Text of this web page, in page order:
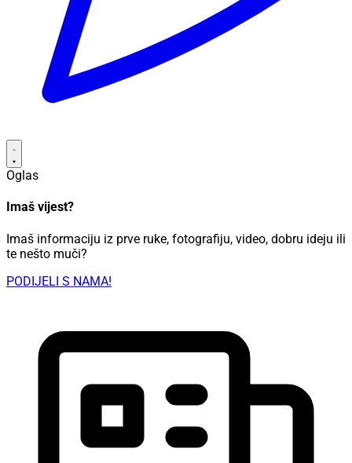
Oglas
Imaš vijest?
Imaš informaciju iz prve ruke, fotografiju, video, dobru ideju ili
te nešto muči?
PODIJELI S NAMA!